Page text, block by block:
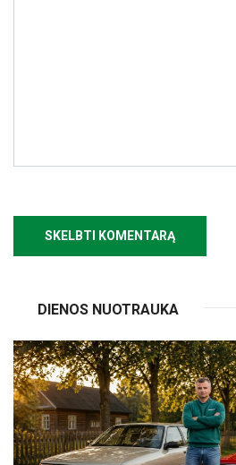
DIENOS NUOTRAUKA